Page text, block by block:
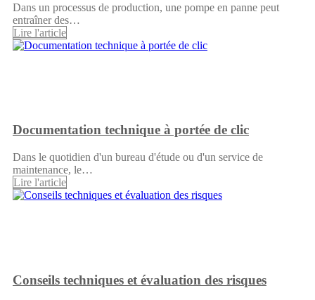
Dans un processus de production, une pompe en panne peut
entraîner des…
Lire l'article
Documentation technique à portée de clic
Dans le quotidien d'un bureau d'étude ou d'un service de
maintenance, le…
Lire l'article
Conseils techniques et évaluation des risques